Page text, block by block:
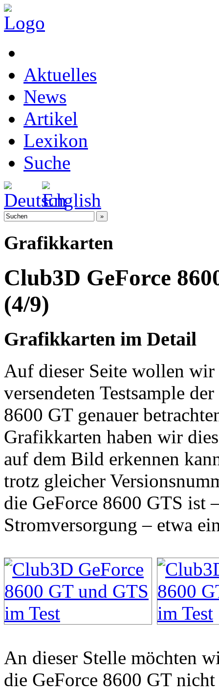
Aktuelles
News
Artikel
Lexikon
Suche
Grafikkarten
Club3D GeForce
(4/9)
Grafikkarten im Detail
Auf dieser Seite wollen
versendeten Testsample
8600 GT genauer
Grafikkarten haben wir
auf dem Bild erkennen
trotz gleicher
die GeForce 8600 GTS ist
Stromversorgung – etwa
An dieser Stelle möchten
die GeForce 8600 GT